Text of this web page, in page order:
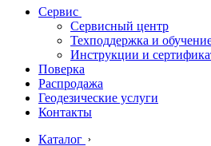
Софт
Георадары
Акции
Гидрография
Подбор
оборудования
по задачам
Сервис
Сервисный центр
Техподдержка и
Инструкции и
Поверка
Распродажа
Геодезические услуги
Контакты
Каталог